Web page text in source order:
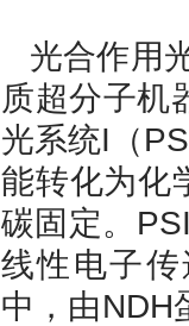
光合作用
质超分子机
光系统I （
能转化为化
碳固定。
线性电子
中，由NDH